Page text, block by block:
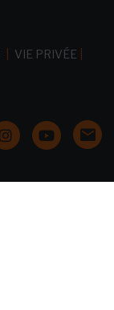
VIE PRIVÉE